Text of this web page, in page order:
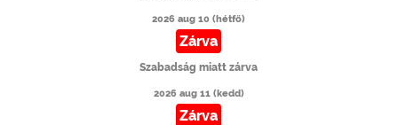
2026 aug 10 (hétfő)
Zárva
Szabadság miatt zárva
2026 aug 11 (kedd)
Zárva